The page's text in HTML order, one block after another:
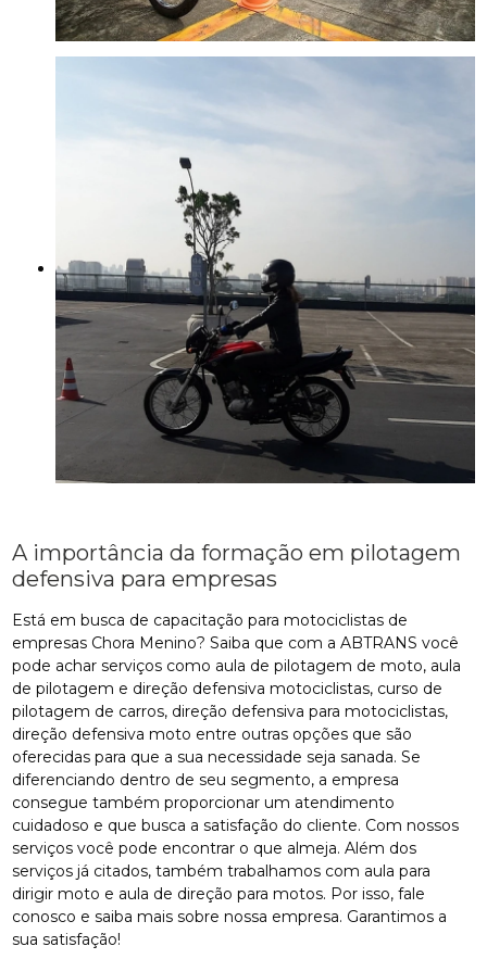
A importância da formação em pilotagem
defensiva para empresas
Está em busca de capacitação para motociclistas de
empresas Chora Menino? Saiba que com a ABTRANS você
pode achar serviços como aula de pilotagem de moto, aula
de pilotagem e direção defensiva motociclistas, curso de
pilotagem de carros, direção defensiva para motociclistas,
direção defensiva moto entre outras opções que são
oferecidas para que a sua necessidade seja sanada. Se
diferenciando dentro de seu segmento, a empresa
consegue também proporcionar um atendimento
cuidadoso e que busca a satisfação do cliente. Com nossos
serviços você pode encontrar o que almeja. Além dos
serviços já citados, também trabalhamos com aula para
dirigir moto e aula de direção para motos. Por isso, fale
conosco e saiba mais sobre nossa empresa. Garantimos a
sua satisfação!